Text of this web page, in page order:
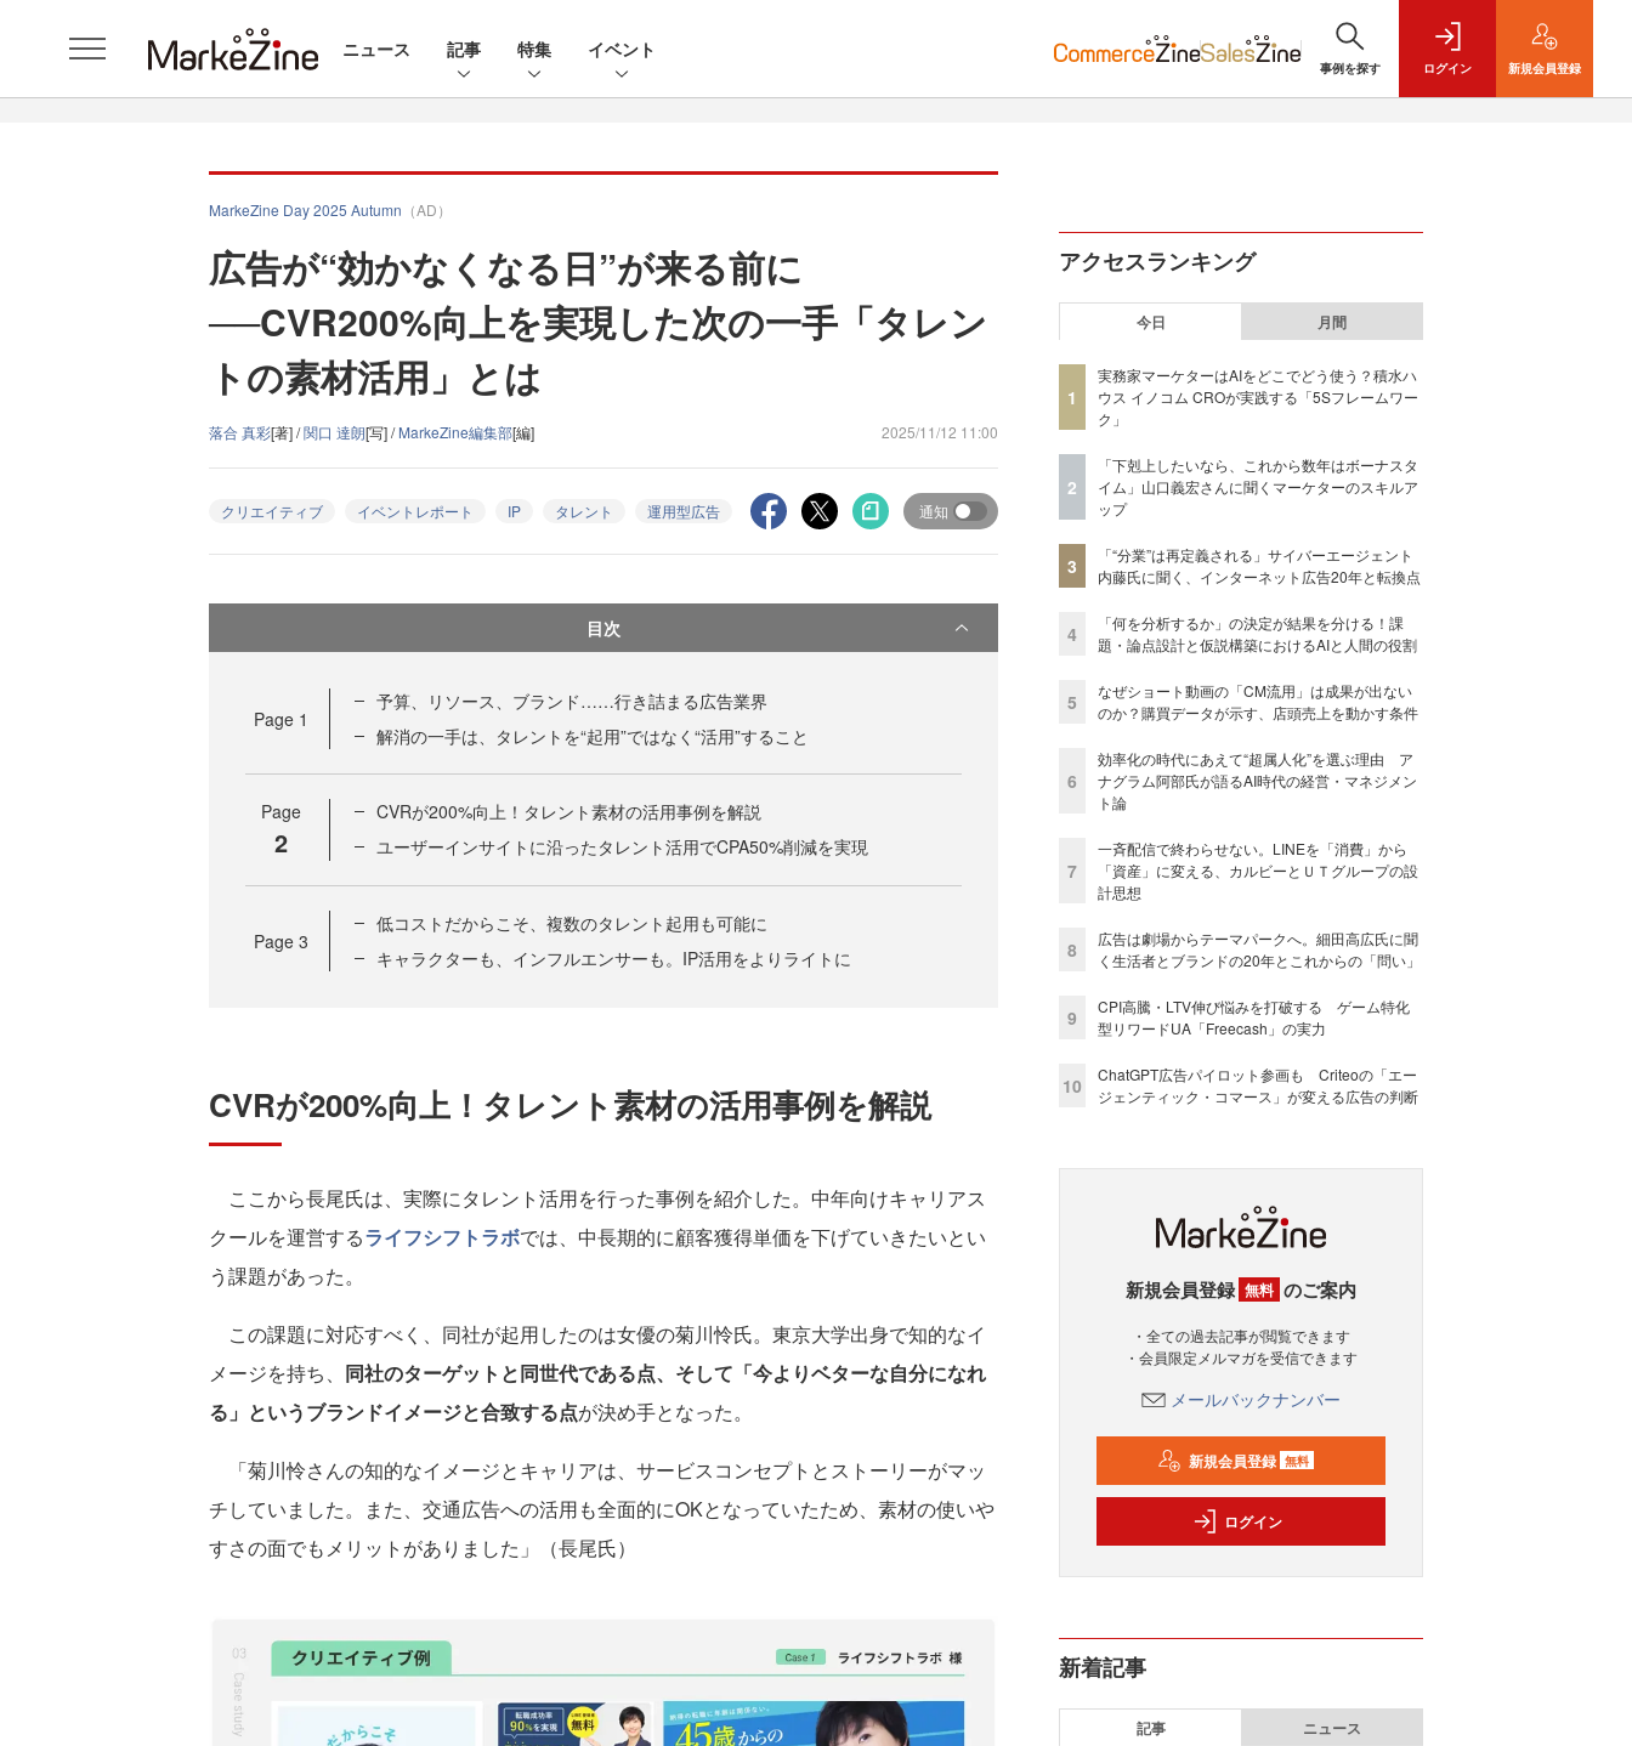
ニュース 記事 特集 イベント
事例を探す ログイン 新規会員登録
MarkeZine Day 2025 Autumn （AD）
広告が“効かなくなる日”が来る前に
──CVR200%向上を実現した次の一手「タレン
トの素材活用」とは
落合 真彩[著] /関口 達朗[写] /MarkeZine編集部[編] 2025/11/12 11:00
クリエイティブ イベントレポート IP タレント 運用型広告 通知
目次
Page 1
予算、リソース、ブランド……行き詰まる広告業界
解消の一手は、タレントを“起用”ではなく“活用”すること
Page
2
CVRが200%向上！タレント素材の活用事例を解説
ユーザーインサイトに沿ったタレント活用でCPA50%削減を実現
Page 3
低コストだからこそ、複数のタレント起用も可能に
キャラクターも、インフルエンサーも。IP活用をよりライトに
CVRが200%向上！タレント素材の活用事例を解説
ここから長尾氏は、実際にタレント活用を行った事例を紹介した。中年向けキャリアス
クールを運営するライフシフトラボでは、中長期的に顧客獲得単価を下げていきたいとい
う課題があった。
この課題に対応すべく、同社が起用したのは女優の菊川怜氏。東京大学出身で知的なイ
メージを持ち、 同社のターゲットと同世代である点、そして「今よりベターな自分になれ
る」というブランドイメージと合致する点が決め手となった。
「菊川怜さんの知的なイメージとキャリアは、サービスコンセプトとストーリーがマッ
チしていました。また、交通広告への活用も全面的にOKとなっていたため、素材の使いや
すさの面でもメリットがありました」（長尾氏）
アクセスランキング
今日 月間
1
実務家マーケターはAIをどこでどう使う？積水ハ
ウス イノコム CROが実践する「5Sフレームワー
ク」
2
「下剋上したいなら、これから数年はボーナスタ
イム」山口義宏さんに聞くマーケターのスキルア
ップ
3
「“分業”は再定義される」サイバーエージェント
内藤氏に聞く、インターネット広告20年と転換点
4
「何を分析するか」の決定が結果を分ける！課
題・論点設計と仮説構築におけるAIと人間の役割
5
なぜショート動画の「CM流用」は成果が出ない
のか？購買データが示す、店頭売上を動かす条件
6
効率化の時代にあえて“超属人化”を選ぶ理由 ア
ナグラム阿部氏が語るAI時代の経営・マネジメン
ト論
7
一斉配信で終わらせない。LINEを「消費」から
「資産」に変える、カルビーとＵＴグループの設
計思想
8
広告は劇場からテーマパークへ。細田高広氏に聞
く生活者とブランドの20年とこれからの「問い」
9
CPI高騰・LTV伸び悩みを打破する ゲーム特化
型リワードUA「Freecash」の実力
10
ChatGPT広告パイロット参画も Criteoの「エー
ジェンティック・コマース」が変える広告の判断
新規会員登録 無料 のご案内
・全ての過去記事が閲覧できます
・会員限定メルマガを受信できます
メールバックナンバー
新規会員登録 無料
ログイン
新着記事
記事 ニュース